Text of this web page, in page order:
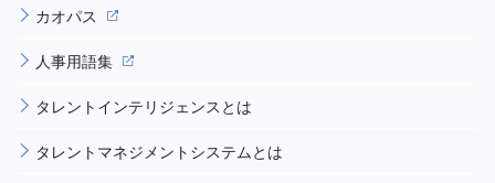
カオパス
人事用語集
タレントインテリジェンスとは
タレントマネジメントシステムとは